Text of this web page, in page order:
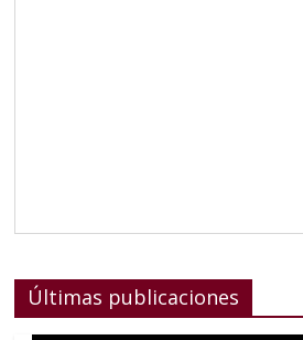
Últimas publicaciones